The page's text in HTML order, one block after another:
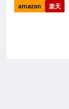
amazon
楽天